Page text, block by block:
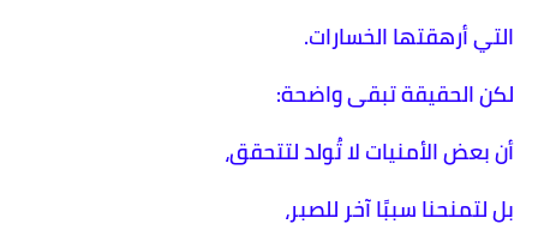
التي أرهقتها الخسارات.
لكن الحقيقة تبقى واضحة:
أن بعض الأمنيات لا تُولد لتتحقق،
بل لتمنحنا سببًا آخر للصبر،